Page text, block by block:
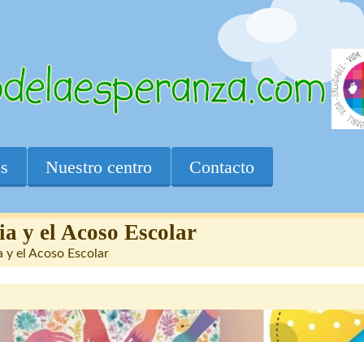
Nuestro centro Contacto
y el Acoso Escolar
y el Acoso Escolar